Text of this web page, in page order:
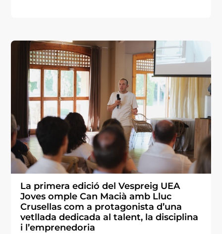
La primera edició del Vespreig UEA
Joves omple Can Macià amb Lluc
Crusellas com a protagonista d’una
vetllada dedicada al talent, la disciplina
i l’emprenedoria